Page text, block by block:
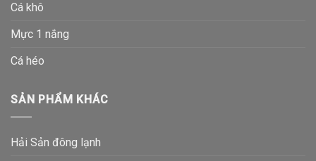
Cá khô
Mực 1 nắng
Cá héo
SẢN PHẨM KHÁC
Hải Sản đông lạnh